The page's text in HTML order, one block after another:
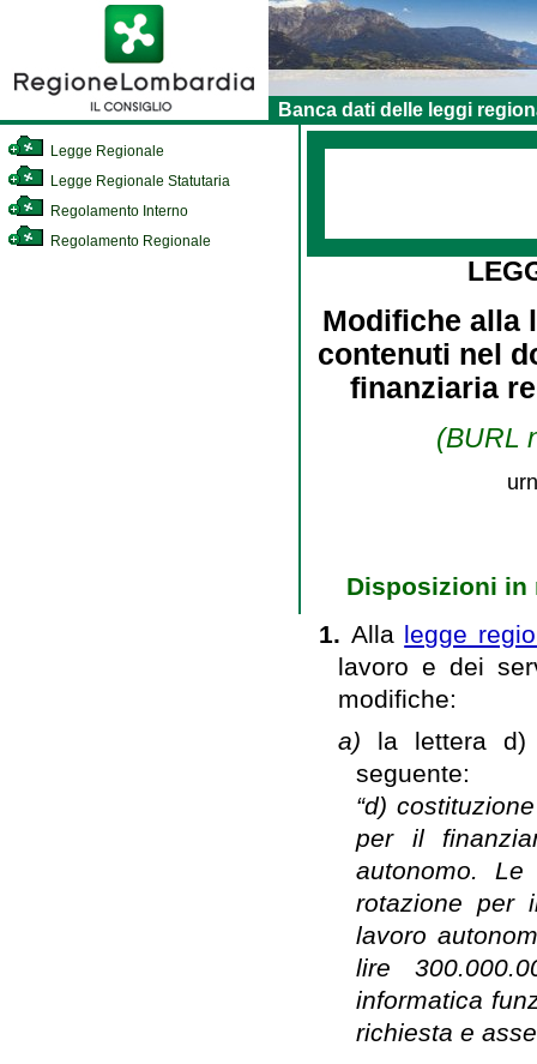
Banca dati delle leggi
Legge Regionale
Legge Regionale Statutaria
Regolamento Interno
Regolamento Regionale
Modifiche alla
contenuti nel
finanziaria
(BURL
Disposizioni in
1. Alla legge
lavoro e dei
modifiche:
a) la lettera d)
seguente:
“d)
per il
autonomo.
rotazione per
lavoro
lire
informatica
richiesta e